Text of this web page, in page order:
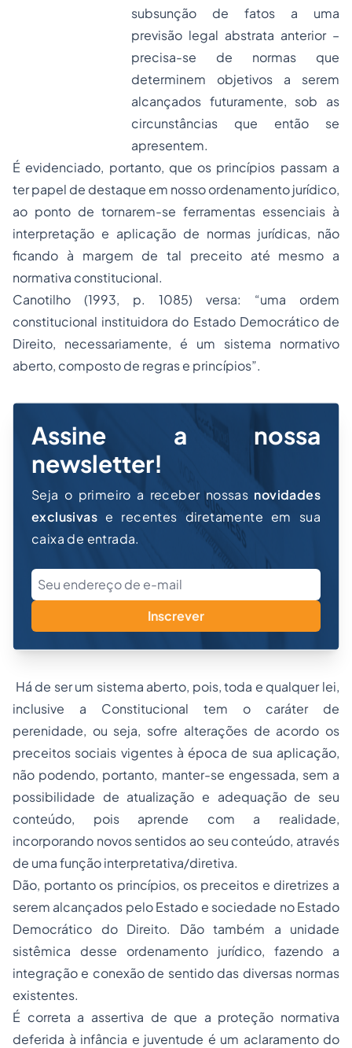
subsunção de fatos a uma
previsão legal abstrata anterior –
precisa-se de normas que
determinem objetivos a serem
alcançados futuramente, sob as
circunstâncias que então se
apresentem.
É evidenciado, portanto, que os princípios passam a
ter papel de destaque em nosso ordenamento jurídico,
ao ponto de tornarem-se ferramentas essenciais à
interpretação e aplicação de normas jurídicas, não
ficando à margem de tal preceito até mesmo a
normativa constitucional.
Canotilho (1993, p. 1085) versa: “uma ordem
constitucional instituidora do Estado Democrático de
Direito, necessariamente, é um sistema normativo
aberto, composto de regras e princípios”.
Assine a nossa
newsletter!
Seja o primeiro a receber nossas novidades
exclusivas e recentes diretamente em sua
caixa de entrada.
Inscrever
Há de ser um sistema aberto, pois, toda e qualquer lei,
inclusive a Constitucional tem o caráter de
perenidade, ou seja, sofre alterações de acordo os
preceitos sociais vigentes à época de sua aplicação,
não podendo, portanto, manter-se engessada, sem a
possibilidade de atualização e adequação de seu
conteúdo, pois aprende com a realidade,
incorporando novos sentidos ao seu conteúdo, através
de uma função interpretativa/diretiva.
Dão, portanto os princípios, os preceitos e diretrizes a
serem alcançados pelo Estado e sociedade no Estado
Democrático do Direito. Dão também a unidade
sistêmica desse ordenamento jurídico, fazendo a
integração e conexão de sentido das diversas normas
existentes.
É correta a assertiva de que a proteção normativa
deferida à infância e juventude é um aclaramento do